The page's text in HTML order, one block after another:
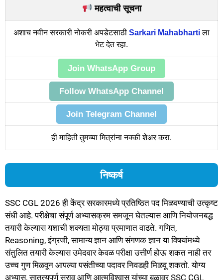
महत्वाची सूचना
अशाच नवीन सरकारी नोकरी अपडेटसाठी Sarkari Mahabhartiला
भेट देत रहा.
Join WhatsApp Group
Follow WhatsApp Channel
Join Telegram Channel
ही माहिती तुमच्या मित्रांना नक्की शेअर करा.
निष्कर्ष
SSC CGL 2026 ही केंद्र सरकारमध्ये प्रतिष्ठित पद मिळवण्याची उत्कृष्ट
संधी आहे. परीक्षेचा संपूर्ण अभ्यासक्रम समजून घेतल्यास आणि नियोजनबद्ध
तयारी केल्यास यशाची शक्यता मोठ्या प्रमाणात वाढते. गणित,
Reasoning, इंग्रजी, सामान्य ज्ञान आणि संगणक ज्ञान या विषयांमध्ये
संतुलित तयारी केल्यास उमेदवार केवळ परीक्षा उत्तीर्ण होऊ शकत नाही तर
उच्च गुण मिळवून आपल्या पसंतीच्या पदावर निवडही मिळवू शकतो. योग्य
अभ्यास, सातत्यपूर्ण सराव आणि आत्मविश्वास यांच्या बळावर SSC CGL